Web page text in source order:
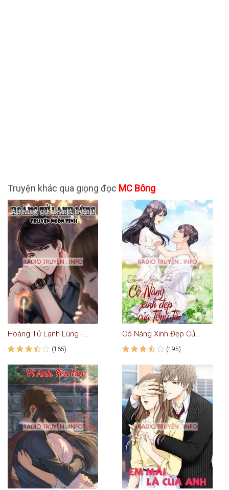
Truyện khác qua giọng đọc MC Bông
Hoàng Tử Lạnh Lùng - Truyện Ngôn Tình
(165)
Cô Nàng Xinh Đẹp Của Tổng Tài - Truyện Teen
(195)